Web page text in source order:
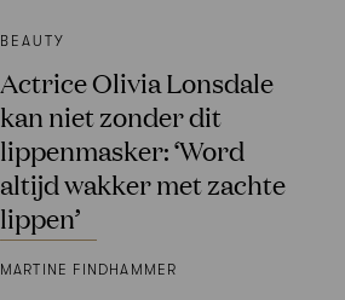
BEAUTY
Actrice Olivia Lonsdale
kan niet zonder dit
lippenmasker: ‘Word
altijd wakker met zachte
lippen’
MARTINE FINDHAMMER